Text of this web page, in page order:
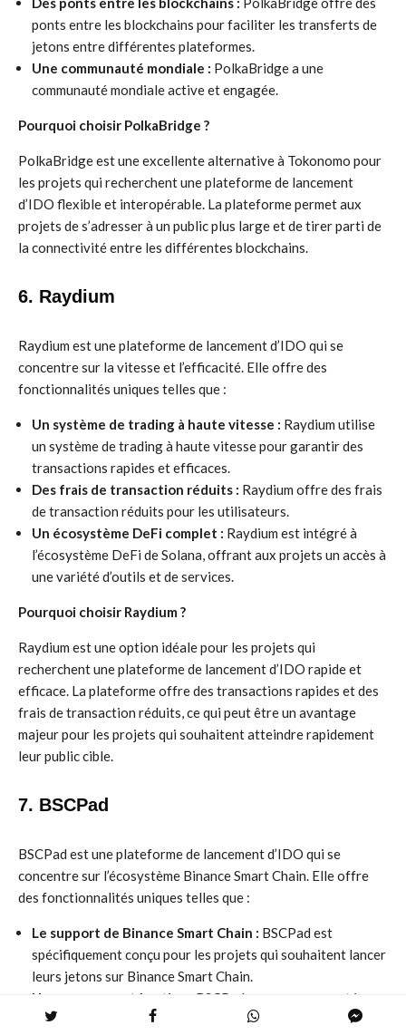
ponts entre les blockchains pour faciliter les transferts de
jetons entre différentes plateformes.
Une communauté mondiale : PolkaBridge a une
communauté mondiale active et engagée.
Pourquoi choisir PolkaBridge ?
PolkaBridge est une excellente alternative à Tokonomo pour
les projets qui recherchent une plateforme de lancement
d’IDO flexible et interopérable. La plateforme permet aux
projets de s’adresser à un public plus large et de tirer parti de
la connectivité entre les différentes blockchains.
6. Raydium
Raydium est une plateforme de lancement d’IDO qui se
concentre sur la vitesse et l’efficacité. Elle offre des
fonctionnalités uniques telles que :
Un système de trading à haute vitesse : Raydium utilise
un système de trading à haute vitesse pour garantir des
transactions rapides et efficaces.
Des frais de transaction réduits : Raydium offre des frais
de transaction réduits pour les utilisateurs.
Un écosystème DeFi complet : Raydium est intégré à
l’écosystème DeFi de Solana, offrant aux projets un accès à
une variété d’outils et de services.
Pourquoi choisir Raydium ?
Raydium est une option idéale pour les projets qui
recherchent une plateforme de lancement d’IDO rapide et
efficace. La plateforme offre des transactions rapides et des
frais de transaction réduits, ce qui peut être un avantage
majeur pour les projets qui souhaitent atteindre rapidement
leur public cible.
7. BSCPad
BSCPad est une plateforme de lancement d’IDO qui se
concentre sur l’écosystème Binance Smart Chain. Elle offre
des fonctionnalités uniques telles que :
Le support de Binance Smart Chain : BSCPad est
spécifiquement conçu pour les projets qui souhaitent lancer
leurs jetons sur Binance Smart Chain.
Une communauté active :
BSCPad a une communauté
active et engagée, ce qui peut aider les projets à atteindre